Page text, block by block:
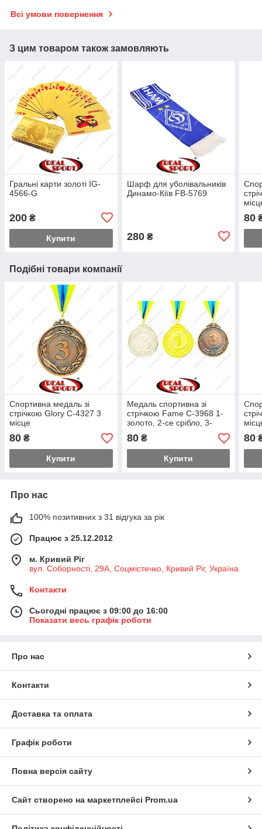
Всі умови повернення
З цим товаром також замовляють
Гральні карти золоті IG-
4566-G
200 ₴
Купити
Шарф для уболівальників
Динамо-Кіїв FB-5769
280₴
80
Подібні товари компанії
Спортивна медаль зі
стрічкою Glory C-4327 3
місце
80 ₴
Купити
Медаль спортивна зі
стрічкою Fame C-3968 1-
золото, 2-се срібло, 3-
бронза
80₴
Купити
80
Про нас
100% позитивних з 31 відгука за рік
Працює з 25.12.2012
м. Кривий Ріг
вул. Соборності, 29А, Соцмістечко, Кривий Ріг, Україна
Контакти
Сьогодні працює з 09:00 до 16:00
Показати весь графік роботи
Про нас
Контакти
Доставка та оплата
Графік роботи
Повна версія сайту
Сайт створено на маркетплейсі Prom.ua